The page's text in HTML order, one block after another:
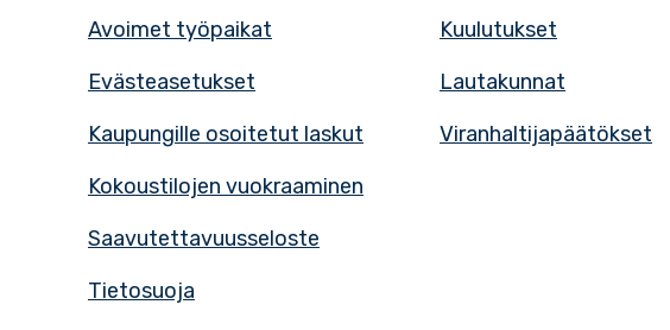
Avoimet työpaikat
Evästeasetukset
Kaupungille osoitetut laskut
Kokoustilojen vuokraaminen
Saavutettavuusseloste
Tietosuoja
Kuulutukset
Lautakunnat
Viranhaltijapäätökset